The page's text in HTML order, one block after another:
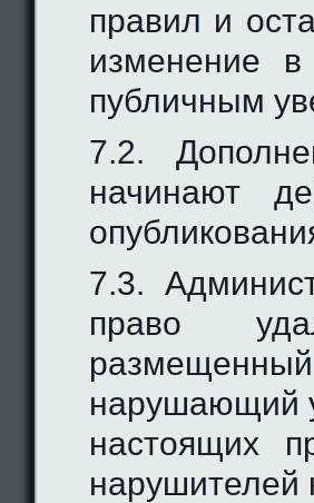
правил и
изменение
публичным
7.2.
начинают
7.3.
право
нарушающий
настоящих
нарушителей